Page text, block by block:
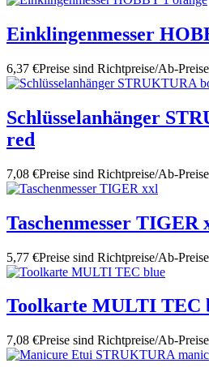
Einklingenmesser
6,37 €Preise sind Richtpreise/Ab-Preise
Schlüsselanhänger
red
7,08 €Preise sind Richtpreise/Ab-Preise
Taschenmesser TIGER
5,77 €Preise sind Richtpreise/Ab-Preise
Toolkarte MULTI TEC
7,08 €Preise sind Richtpreise/Ab-Preise